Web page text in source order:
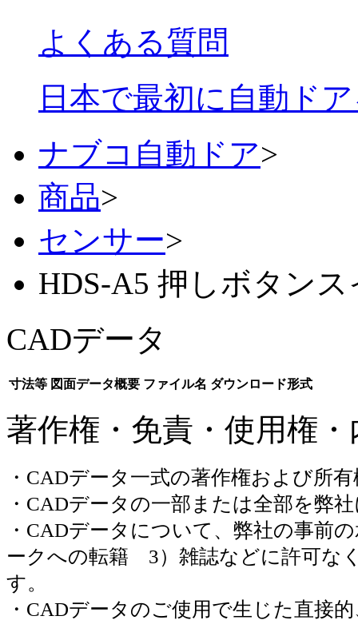
よくある質問
日本で最初に自動ド
ナブコ自動ドア>
商品>
センサー>
HDS-A5 押しボタン
CADデータ
寸法等 図面データ概要 ファイル名 ダウンロード形式
著作権・免責・使用権
・CADデータ一式の著作権および所
・CADデータの一部または全部を弊
・CADデータについて、弊社の事前
ークへの転籍 3）雑誌などに許可な
す。
・CADデータのご使用で生じた直接